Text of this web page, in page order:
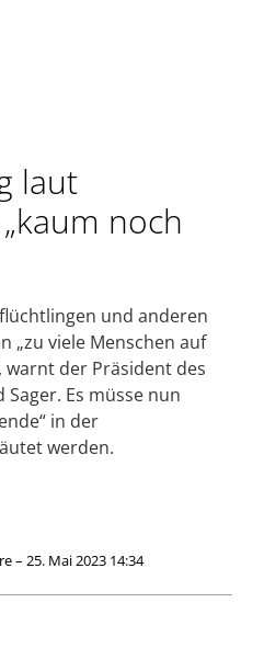
laut
noch
und anderen
„zu viele Menschen auf
warnt der Präsident des
Es müsse nun
in der
werden.
– 25. Mai 2023 14:34